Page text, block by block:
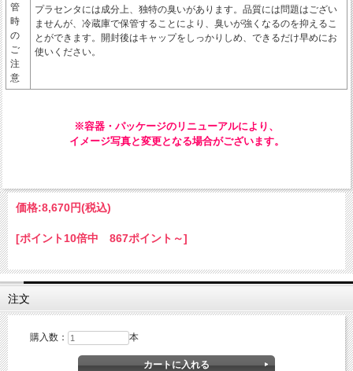
管
時
の
ご
注
意
プラセンタには成分上、独特の臭いがあります。品質には問題はござい
ませんが、冷蔵庫で保管することにより、臭いが強くなるのを抑えるこ
とができます。開封後はキャップをしっかりしめ、できるだけ早めにお
使いください。
※容器・パッケージのリニューアルにより、
イメージ写真と変更となる場合がございます。
価格:8,670円(税込)
[ポイント10倍中 867ポイント～]
注文
購入数： 本